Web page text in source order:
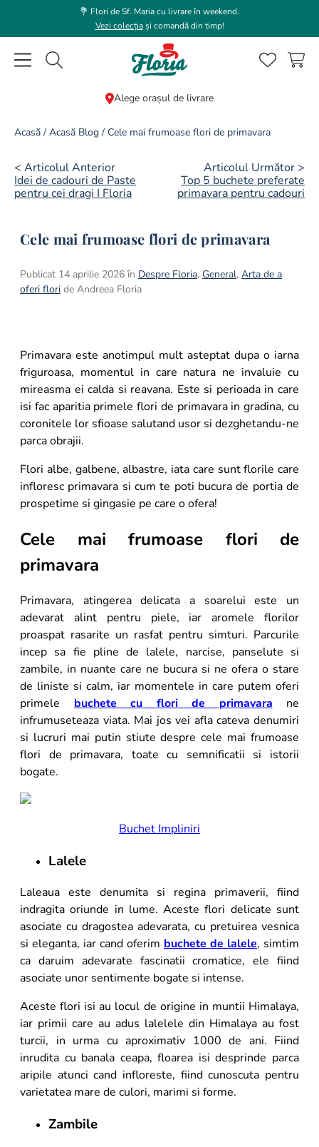
💐 Flori de Sf. Maria cu livrare în weekend.
Vezi colecțiași comandă din timp!
Caută flori, plante, cadouri...
Alege orașul de livrare
Acasă / Acasă Blog / Cele mai frumoase flori de primavara
< Articolul Anterior
Idei de cadouri de Paste
pentru cei dragi I Floria
Articolul Următor >
Top 5 buchete preferate
primavara pentru cadouri
Cele mai frumoase flori de primavara
Publicat 14 aprilie 2026 în Despre Floria, General, Arta de a
oferi flori de Andreea Floria
Primavara este anotimpul mult asteptat dupa o iarna
friguroasa, momentul in care natura ne invaluie cu
mireasma ei calda si reavana. Este si perioada in care
isi fac aparitia primele flori de primavara in gradina, cu
coronitele lor sfioase salutand usor si dezghetandu-ne
parca obrajii.
Flori albe, galbene, albastre, iata care sunt florile care
infloresc primavara si cum te poti bucura de portia de
prospetime si gingasie pe care o ofera!
Cele mai frumoase flori de
primavara
Primavara, atingerea delicata a soarelui este un
adevarat alint pentru piele, iar aromele florilor
proaspat rasarite un rasfat pentru simturi. Parcurile
incep sa fie pline de lalele, narcise, panselute si
zambile, in nuante care ne bucura si ne ofera o stare
de liniste si calm, iar momentele in care putem oferi
primele buchete cu flori de primavara ne
infrumuseteaza viata. Mai jos vei afla cateva denumiri
si lucruri mai putin stiute despre cele mai frumoase
flori de primavara, toate cu semnificatii si istorii
bogate.
Buchet Impliniri
Lalele
Laleaua este denumita si regina primaverii, fiind
indragita oriunde in lume. Aceste flori delicate sunt
asociate cu dragostea adevarata, cu pretuirea vesnica
si eleganta, iar cand oferim buchete de lalele, simtim
ca daruim adevarate fascinatii cromatice, ele fiind
asociate unor sentimente bogate si intense.
Aceste flori isi au locul de origine in muntii Himalaya,
iar primii care au adus lalelele din Himalaya au fost
turcii, in urma cu aproximativ 1000 de ani. Fiind
inrudita cu banala ceapa, floarea isi desprinde parca
aripile atunci cand infloreste, fiind cunoscuta pentru
varietatea mare de culori, marimi si forme.
Zambile
CĂUTĂRI POPULARE
2.
trandafir
.
hortensie
.
trandafiri albi
10
crin